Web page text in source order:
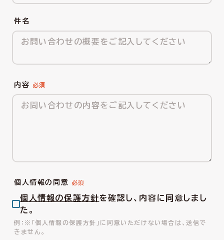
件名
内容
個人情報の同意
個人情報の保護方針を確認し、内容に同意しまし
た。
※「個人情報の保護方針」に同意いただけない場合は、送信で
きません。